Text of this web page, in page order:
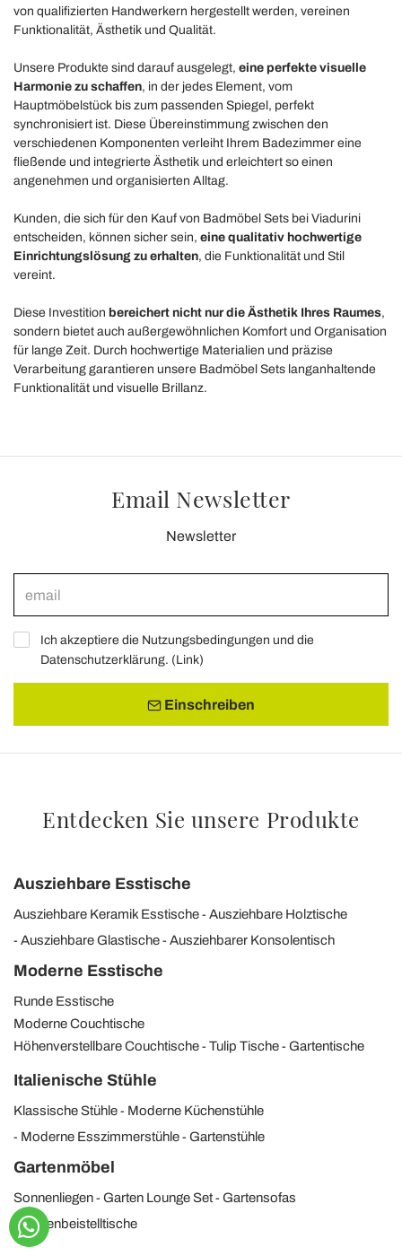
von qualifizierten Handwerkern hergestellt werden, vereinen
Funktionalität, Ästhetik und Qualität.
Unsere Produkte sind darauf ausgelegt, eine perfekte visuelle
Harmonie zu schaffen, in der jedes Element, vom
Hauptmöbelstück bis zum passenden Spiegel, perfekt
synchronisiert ist. Diese Übereinstimmung zwischen den
verschiedenen Komponenten verleiht Ihrem Badezimmer eine
fließende und integrierte Ästhetik und erleichtert so einen
angenehmen und organisierten Alltag.
Kunden, die sich für den Kauf von Badmöbel Sets bei Viadurini
entscheiden, können sicher sein, eine qualitativ hochwertige
Einrichtungslösung zu erhalten, die Funktionalität und Stil
vereint.
Diese Investition bereichert nicht nur die Ästhetik Ihres Raumes,
sondern bietet auch außergewöhnlichen Komfort und Organisation
für lange Zeit. Durch hochwertige Materialien und präzise
Verarbeitung garantieren unsere Badmöbel Sets langanhaltende
Funktionalität und visuelle Brillanz.
Email Newsletter
Newsletter
Ich akzeptiere die Nutzungsbedingungen und die
Datenschutzerklärung. (Link)
Einschreiben
Entdecken Sie unsere Produkte
Ausziehbare Esstische
Ausziehbare Keramik Esstische
Ausziehbare Holztische
Ausziehbare Glastische
Ausziehbarer Konsolentisch
Moderne Esstische
Runde Esstische
Moderne Couchtische
Höhenverstellbare Couchtische
Tulip Tische Gartentische
Italienische Stühle
Klassische Stühle
Moderne Küchenstühle
Moderne Esszimmerstühle
Gartenstühle
Gartenmöbel
Sonnenliegen Garten Lounge Set
Gartensofas
Gartenbeistelltische